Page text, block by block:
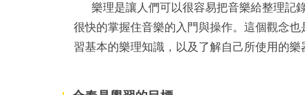
樂理是讓人們可以很容易把音樂給整理記
很快的掌握住音樂的入門與操作。這個觀念
習基本的樂理知識，以及了解自己所使用的樂